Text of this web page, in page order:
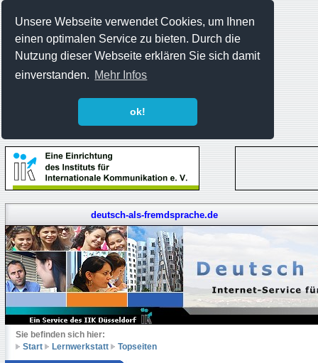
Unsere Webseite verwendet Cookies, um Ihnen
einen optimalen Service zu bieten. Durch die
Nutzung dieser Webseite erklären Sie sich damit
einverstanden. Mehr Infos
ok!
deutsch-als-fremdsprache.de
Sie befinden sich hier:
Start
Lernwerkstatt Topseiten